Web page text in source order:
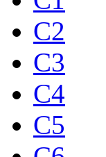
C2
C3
C4
C5